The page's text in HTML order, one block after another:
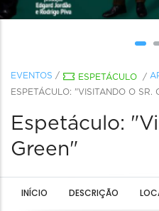
EVENTOS / ESPETÁCULO /
ESPETÁCULO: "VISITANDO O SR.
Espetáculo:
Green"
INÍCIO DESCRIÇÃO